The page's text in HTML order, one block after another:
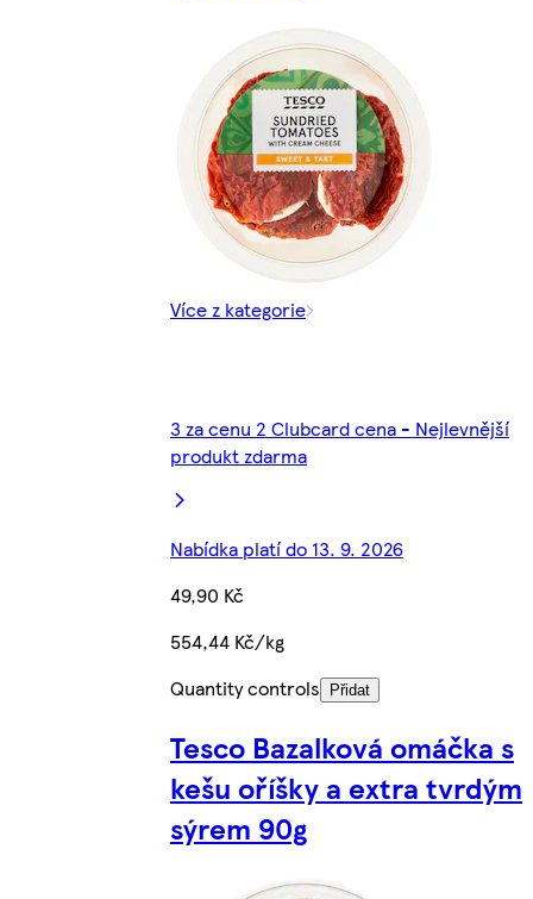
Více z kategorie
3 za cenu 2 Clubcard cena - Nejlevnější
produkt zdarma
Nabídka platí do 13. 9. 2026
49,90 Kč
554,44 Kč/kg
Quantity controls
Přidat
Tesco Bazalková omáčka s
kešu oříšky a extra tvrdým
sýrem 90g